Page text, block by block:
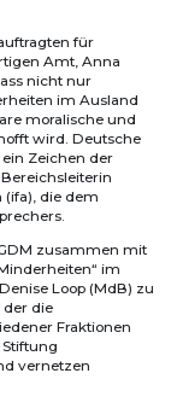
für
Amt, Anna
nicht nur
im Ausland
moralische und
wird. Deutsche
Zeichen der
(ifa), die dem
zusammen mit
im
Loop (MdB) zu
der die
Fraktionen
vernetzen